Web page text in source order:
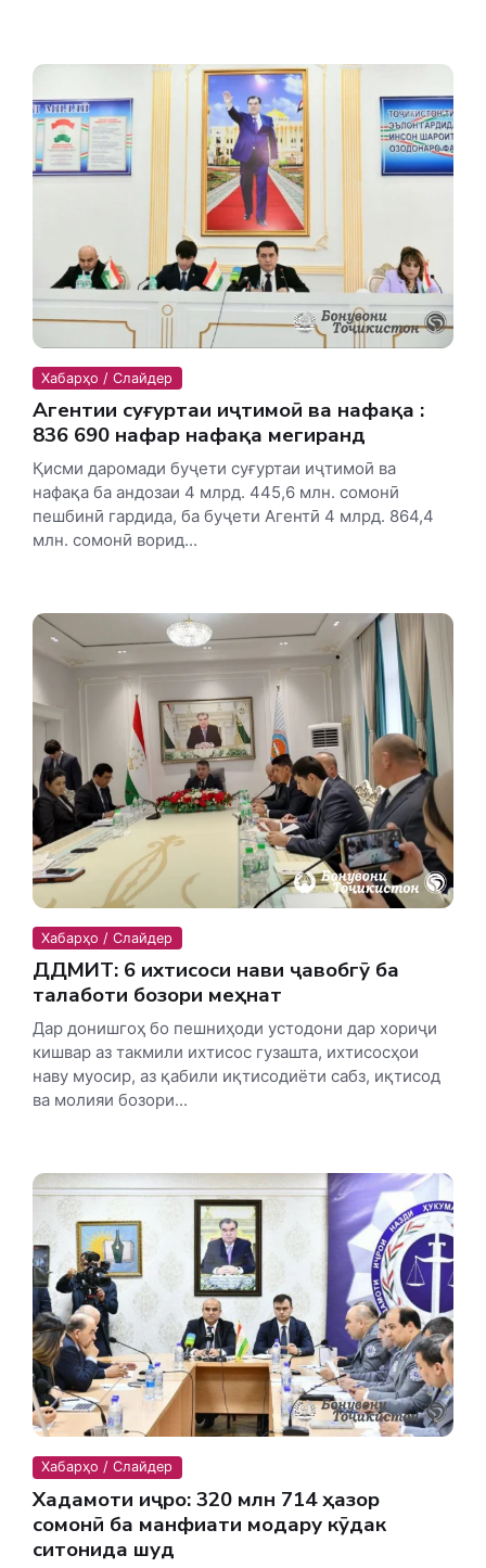
Хабарҳо / Слайдер
Агентии суғуртаи иҷтимоӣ ва нафақа :
836 690 нафар нафақа мегиранд
Қисми даромади буҷети суғуртаи иҷтимоӣ ва
нафақа ба андозаи 4 млрд. 445,6 млн. сомонӣ
пешбинӣ гардида, ба буҷети Агентӣ 4 млрд. 864,4
млн. сомонӣ ворид...
Хабарҳо / Слайдер
ДДМИТ: 6 ихтисоси нави ҷавобгӯ ба
талаботи бозори меҳнат
Дар донишгоҳ бо пешниҳоди устодони дар хориҷи
кишвар аз такмили ихтисос гузашта, ихтисосҳои
наву муосир, аз қабили иқтисодиёти сабз, иқтисод
ва молияи бозори...
Хабарҳо / Слайдер
Хадамоти иҷро: 320 млн 714 ҳазор
сомонӣ ба манфиати модару кӯдак
ситонида шуд